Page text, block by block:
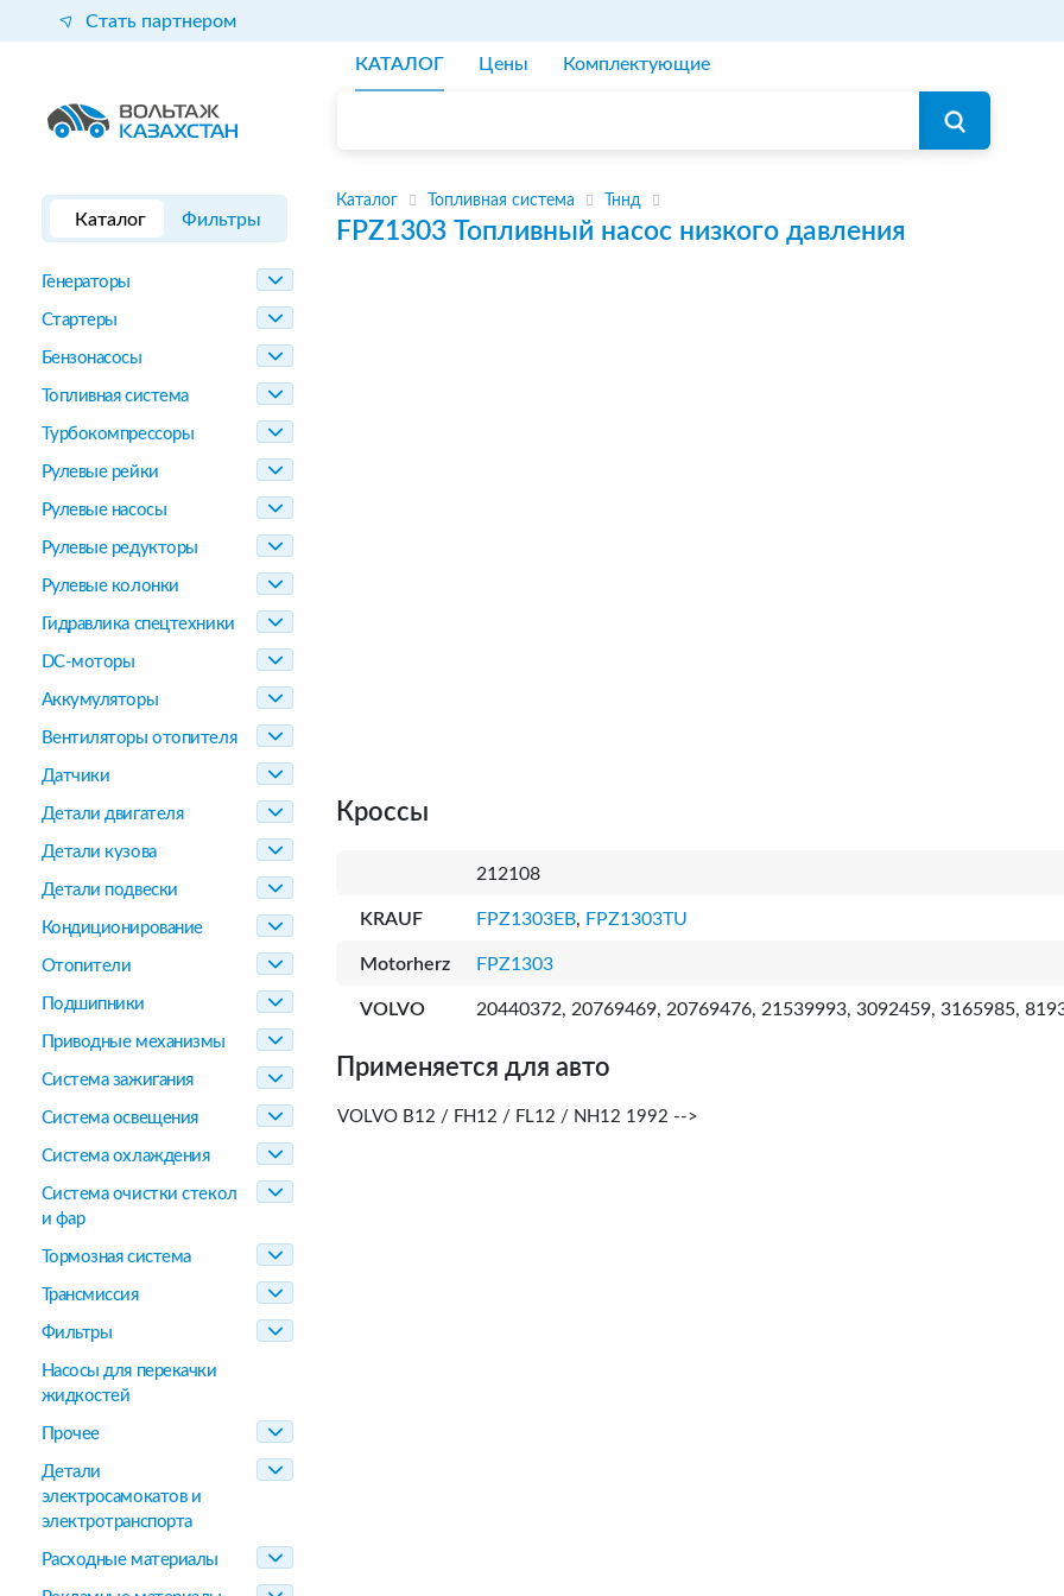
Стать партнером
КАТАЛОГ Цены Комплектующие
Каталог Фильтры
Генераторы
Стартеры
Бензонасосы
Топливная система
Турбокомпрессоры
Рулевые рейки
Рулевые насосы
Рулевые редукторы
Рулевые колонки
Гидравлика спецтехники
DC-моторы
Аккумуляторы
Вентиляторы отопителя
Датчики
Детали двигателя
Детали кузова
Детали подвески
Кондиционирование
Отопители
Подшипники
Приводные механизмы
Система зажигания
Система освещения
Система охлаждения
Система очистки стекол
и фар
Тормозная система
Трансмиссия
Фильтры
Насосы для перекачки
жидкостей
Прочее
Детали
электросамокатов и
электротранспорта
Расходные материалы
Каталог Топливная система Тннд
FPZ1303 Топливный насос низкого давления
Кроссы
212108
KRAUF FPZ1303EB, FPZ1303TU
Motorherz FPZ1303
VOLVO 20440372, 20769469, 20769476, 21539993, 3092459, 3165985,
Применяется для авто
VOLVO B12 / FH12 / FL12 / NH12 1992 -->